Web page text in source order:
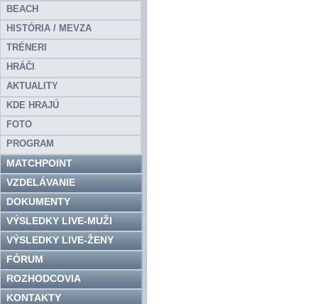
BEACH
HISTÓRIA / MEVZA
TRÉNERI
HRÁČI
AKTUALITY
KDE HRAJÚ
FOTO
PROGRAM
MATCHPOINT
VZDELÁVANIE
DOKUMENTY
VÝSLEDKY LIVE-MUŽI
VÝSLEDKY LIVE-ŽENY
FÓRUM
ROZHODCOVIA
KONTAKTY